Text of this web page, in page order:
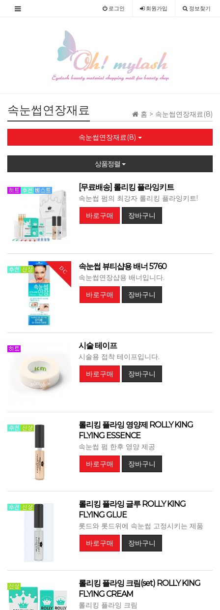
로그인 회원가입 정보찾기
홈 > 속눈썹연장재료(8)
속눈썹연장재료
속눈썹연장재료(8)
상품정렬
[무료배송] 롤리킹 플라잉키트
속눈썹 펌의 최강자 롤리킹 플라잉키트!
바로구매
장바구니
DC 속눈썹 뷰티샵용 배너 5760
속눈썹연장샵용 배너입니다.
바로구매
장바구니
시술 테이프
시술용 접착 테이프입니다.
바로구매
장바구니
롤리킹 플라잉 영양제 ROLLY KING
FLYING ESSENCE
속눈썹 펌 한후 영양 제공
바로구매
장바구니
롤리킹 플라잉 글루 ROLLY KING
FLYING GLUE
롯드와 롯드위에 속눈썹 고정시키는 제품
바로구매
장바구니
롤리킹 플라잉 크림(set) ROLLY KING
FLYING CREAM
롤리킹 플라잉 크림